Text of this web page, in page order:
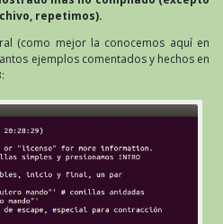
repetimos).
(como mejor la conocemos aquí en
ejemplos comentados y hechos en